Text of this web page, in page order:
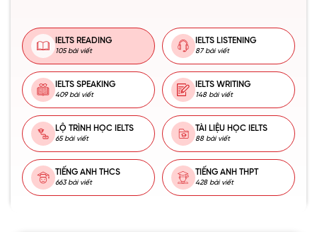
IELTS READING
105 bài viết
IELTS LISTENING
87 bài viết
IELTS SPEAKING
409 bài viết
IELTS WRITING
148 bài viết
LỘ TRÌNH HỌC IELTS
65 bài viết
TÀI LIỆU HỌC IELTS
88 bài viết
TIẾNG ANH THCS
663 bài viết
TIẾNG ANH THPT
428 bài viết